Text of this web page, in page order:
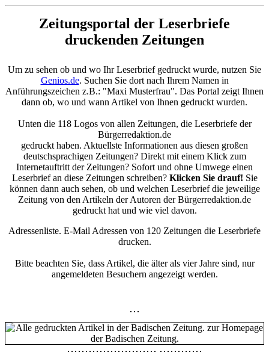
Zeitungsportal der Leserbriefe
druckenden Zeitungen
Um zu sehen ob und wo Ihr Leserbrief gedruckt wurde, nutzen Sie
Genios.de. Suchen Sie dort nach Ihrem Namen in
Anführungszeichen z.B.: "Maxi Musterfrau". Das Portal zeigt Ihnen
dann ob, wo und wann Artikel von Ihnen gedruckt wurden.
Unten die 118 Logos von allen Zeitungen, die Leserbriefe der
Bürgerredaktion.de
gedruckt haben. Aktuellste Informationen aus diesen großen
deutschsprachigen Zeitungen? Direkt mit einem Klick zum
Internetauftritt der Zeitungen? Sofort und ohne Umwege einen
Leserbrief an diese Zeitungen schreiben? Klicken Sie drauf! Sie
können dann auch sehen, ob und welchen Leserbrief die jeweilige
Zeitung von den Artikeln der Autoren der Bürgerredaktion.de
gedruckt hat und wie viel davon.
Adressenliste. E-Mail Adressen von 120 Zeitungen die Leserbriefe
drucken.
Bitte beachten Sie, dass Artikel, die älter als vier Jahre sind, nur
angemeldeten Besuchern angezeigt werden.